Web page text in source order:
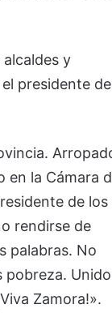
y
presidente de
en la Cámara
de los
rendirse de
palabras. No
pobreza.
Zamora!».